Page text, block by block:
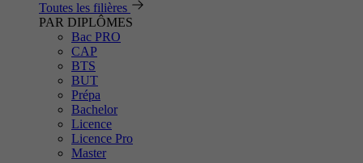
Toutes les filières
PAR DIPLÔMES
Bac PRO
CAP
BTS
BUT
Prépa
Bachelor
Licence
Licence Pro
Master